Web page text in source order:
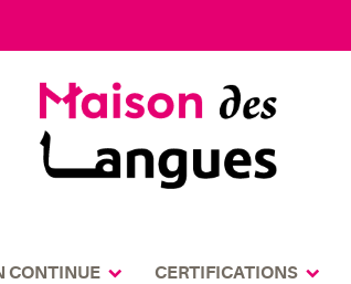
CONTINUE CERTIFICATIONS